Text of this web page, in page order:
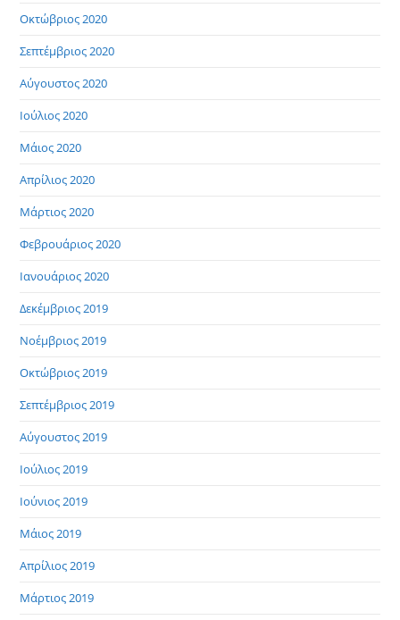
Οκτώβριος 2020
Σεπτέμβριος 2020
Αύγουστος 2020
Ιούλιος 2020
Μάιος 2020
Απρίλιος 2020
Μάρτιος 2020
Φεβρουάριος 2020
Ιανουάριος 2020
Δεκέμβριος 2019
Νοέμβριος 2019
Οκτώβριος 2019
Σεπτέμβριος 2019
Αύγουστος 2019
Ιούλιος 2019
Ιούνιος 2019
Μάιος 2019
Απρίλιος 2019
Μάρτιος 2019